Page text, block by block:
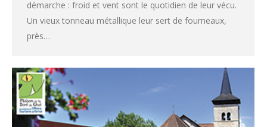
démarche : froid et vent sont le quotidien de leur vécu.
Un vieux tonneau métallique leur sert de fourneaux,
près…